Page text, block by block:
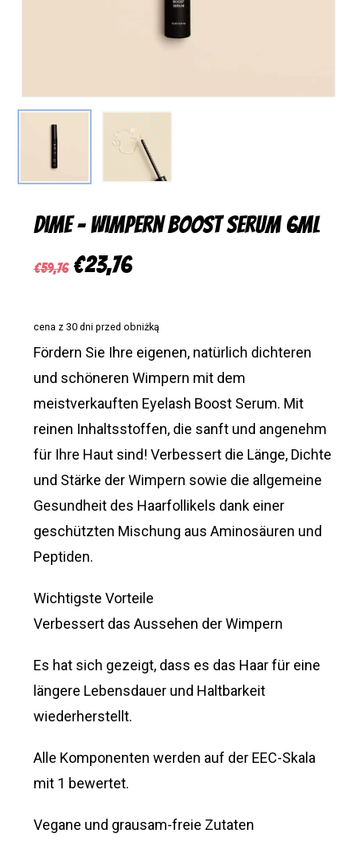
Dime – Wimpern Boost Serum 6ml
€59,76 Ursprünglicher
€59,76
€23,76Aktueller
€23,76.
cena z 30 dni przed obniżką
Fördern Sie Ihre eigenen, natürlich dichteren
und schöneren Wimpern mit dem
meistverkauften Eyelash Boost Serum. Mit
reinen Inhaltsstoffen, die sanft und angenehm
für Ihre Haut sind! Verbessert die Länge, Dichte
und Stärke der Wimpern sowie die allgemeine
Gesundheit des Haarfollikels dank einer
geschützten Mischung aus Aminosäuren und
Peptiden.
Wichtigste Vorteile
Verbessert das Aussehen der Wimpern
Es hat sich gezeigt, dass es das Haar für eine
längere Lebensdauer und Haltbarkeit
wiederherstellt.
Alle Komponenten werden auf der EEC-Skala
mit 1 bewertet.
Vegane und grausam-freie Zutaten